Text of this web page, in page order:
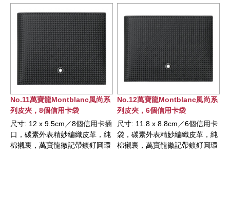
No.11萬寶龍Montblanc風尚系
列皮夾，8個信用卡袋
尺寸: 12 x 9.5cm／8個信用卡插
口，碳素外表精妙編織皮革，純
棉襯裏，萬寶龍徽記帶鍍釕圓環
No.12萬寶龍Montblanc風尚系
列皮夾，6個信用卡袋
尺寸: 11.8 x 8.8cm／6個信用卡
袋，碳素外表精妙編織皮革，純
棉襯裏，萬寶龍徽記帶鍍釕圓環